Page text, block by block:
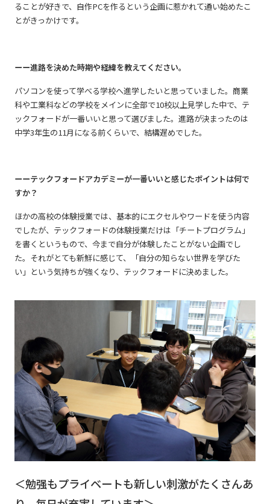
ることが好きで、自作PCを作るという企画に惹かれて通い始めたこ
とがきっかけです。
ーー進路を決めた時期や経緯を教えてください。
パソコンを使って学べる学校へ進学したいと思っていました。商業
科や工業科などの学校をメインに全部で10校以上見学した中で、テ
ックフォードが一番いいと思って選びました。進路が決まったのは​
中学3年生の11月になる前くらいで、結構遅めでした。
ーーテックフォードアカデミーが一番いいと感じたポイントは何で
すか？
ほかの高校の体験授業では、基本的にエクセルやワードを使う内容
でしたが、テックフォードの体験授業だけは「チートプログラム」
を書くというもので、今まで自分が体験したことがない企画でし
た。それがとても新鮮に感じて、「自分の知らない世界を学びた
い」という気持ちが強くなり、テックフォードに決めました。
＜勉强もプライベートも新しい刺激がたくさんあ